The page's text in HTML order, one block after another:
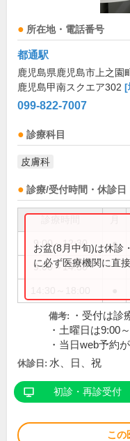
所在地・電話番号
都通駅
鹿児島県鹿児島市上之園
鹿児島甲南スクエア302 [
099-822-7007
診療科目
皮膚科
診療/受付時間・休診日
9:00～12:30 ●
9:00～14:30
お盆(8月中旬)は休診
に必ず医療機関に直
備考:
・受付は診
・土曜日は9:00
・当日web予約
休診日: 水、日、祝
初診・再診受付
この